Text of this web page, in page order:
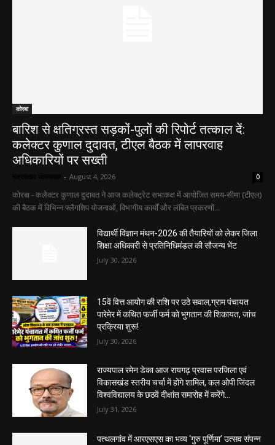
कोरबा
बारिश से क्षतिग्रस्त सड़कों-पुलों की रिपोर्ट तत्काल दें:
कलेक्टर कुणाल दुदावत, टीएल बैठक में लापरवाह
अधिकारियों पर सख्ती
- August 4, 2026 0
कोरबा - कलेक्टर कुणाल दुदावत ने आज कलेक्ट्रेट सभाकक्ष में आयोजित समय-सीमा (टीएल)
की बैठक में विभिन्न फ्लैगशिप योजनाओं, विभागीय कार्यों और लंबित प्रकरणों...
विद्यार्थी विज्ञान मंथन-2026 की तैयारियों को लेकर जिला
शिक्षा अधिकारी से प्रतिनिधिमंडल की सौजन्य भेंट
July 30, 2026
15वें वित्त आयोग की राशि पर उठे सवाल,ग्राम पंचायत
पारेमेर में कथित फर्जी फर्म को भुगतान की शिकायत, जांच
प्रक्रिया शुरू!
July 30, 2026
राज्यपाल रमेन डेका आज रायगढ़ प्रवास परजिला एवं
विकासखंड स्तरीय चर्चा में होंगे शामिल, कल ओपी जिंदल
विश्वविद्यालय के छठवें दीक्षांत समारोह में करेंगे...
July 31, 2026
पत्थलगांव में आरएसएस का भव्य ‘गुरु पूर्णिमा’ उत्सव संपन्न